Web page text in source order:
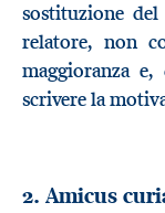
sostituzione
relatore, non
maggioranza
scrivere la
2. Amicus